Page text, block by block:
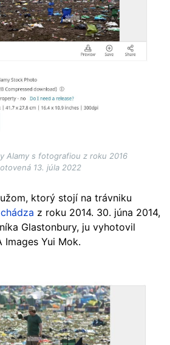
Alamy s fotografiou z roku 2016
13. júla 2022
ktorý stojí na trávniku
z roku 2014. 30. júna 2014,
Glastonbury, ju vyhotovil
Yui Mok.